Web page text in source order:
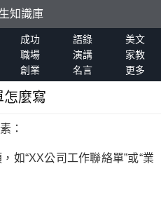
知識庫
成功 語錄
美文
職場 演講
家教
創業 名言 更多
怎麼寫
：
如“XX公司工作聯絡單”或“業